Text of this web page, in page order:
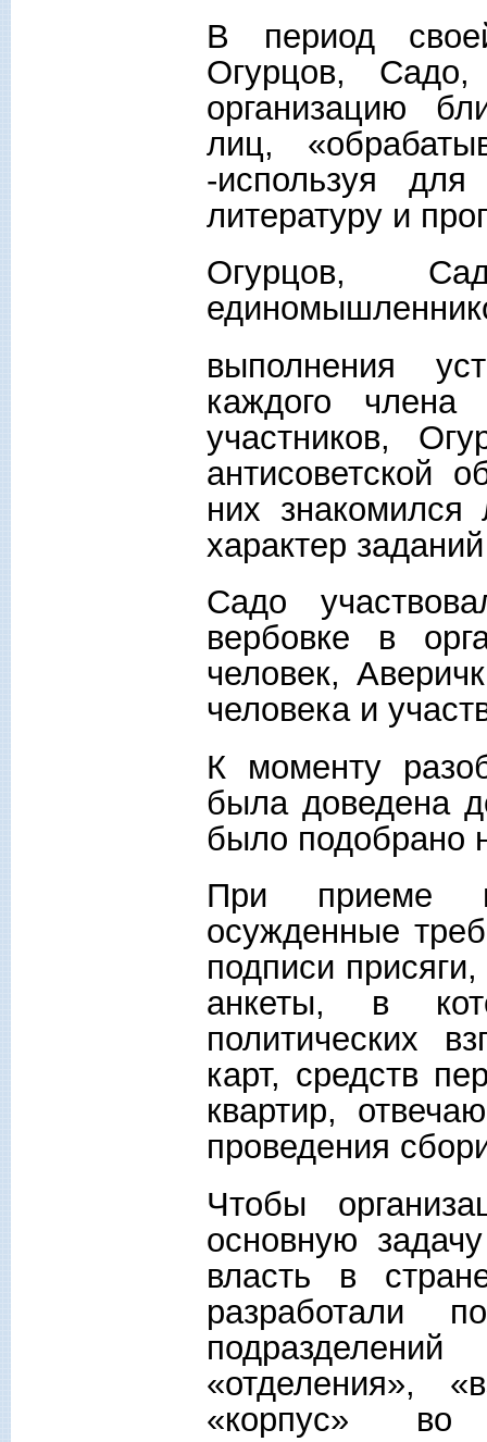
В период
Огурцов,
организацию
лиц,
-используя
литературу и
Огурцов,
выполнения
каждого члена
участников,
антисоветской
них
характер
Садо
вербовке в
человек,
человека и
К моменту
была доведена
было подобрано
При приеме
осужденные
подписи
анкеты, в
политических
карт, средств
квартир,
проведения
Чтобы
основную
власть в
разработали
«отделения»,
«корпус» во